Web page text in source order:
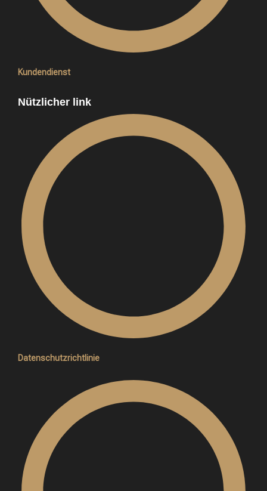
Kundendienst
Nützlicher link
Datenschutzrichtlinie